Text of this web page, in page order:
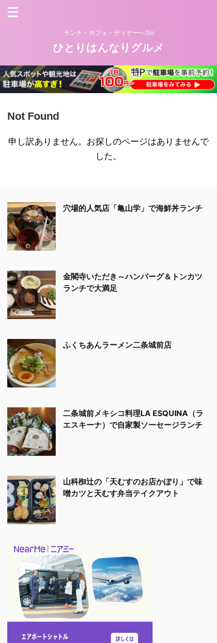
ランチ・カフェ・ディナーへGo
ひとりはんなりグルメ
Not Found
申し訳ありません。お探しのページはありませんで
した。
穴場的人気店「亀山学」で海鮮丼ランチ
金閣寺いただき～ハンバーグ＆トンカツ
ランチで大満足
ふくちあんラーメン二条城前店
二条城前メキシコ料理LA ESQUINA（ラ
エスキーナ）で自家製ソーセージランチ
山科椥辻の「天むすのお店かぽり」で味
噌カツと天むす弁当テイクアウト